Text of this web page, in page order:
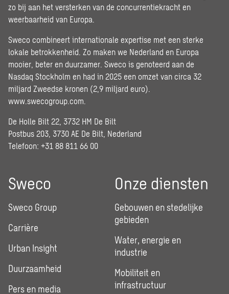
zo bij aan het versterken van de concurrentiekracht en
weerbaarheid van Europa.
Sweco combineert internationale expertise met een sterke
lokale betrokkenheid. Zo maken we Nederland en Europa
mooier, beter en duurzamer. Sweco is genoteerd aan de
Nasdaq Stockholm en had in 2025 een omzet van circa 32
miljard Zweedse kronen (2,9 miljard euro).
www.swecogroup.com
De Holle Bilt 22, 3732 HM De Bilt
Postbus 203, 3730 AE De Bilt, Nederland
Telefoon: +31 88 811 66 00
Sweco
Sweco Group
Carrière
Urban Insight
Duurzaamheid
Pers en media
Onze diensten
Gebouwen en stedelijke
gebieden
Water, energie en
industrie
Mobiliteit en
infrastructuur